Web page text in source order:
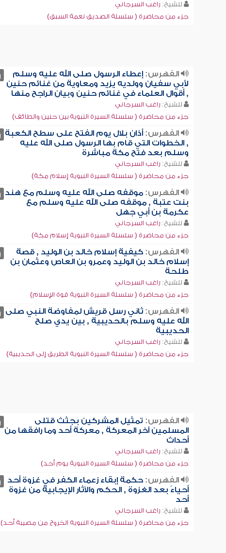
للشيخ: راغب السرجاني
جزء من محاضرة ( سلسلة الصديق نعمة السبق)
الفهرس:إعطاء الرسول صلى الله عليه وسلم
لأبي سفيان وولديه يزيد ومعاوية من غنائم حنين
, أقوال العلماء في غنائم حنين وبيان الراجح منها
للشيخ: راغب السرجاني
جزء من محاضرة ( سلسلة السيرة النبوية بين حنين والطائف)
الفهرس:أذان بلال يوم الفتح على سطح الكعبة
, الخطوات التي قام بها الرسول صلى الله عليه
وسلم بعد فتح مكة مباشرة
للشيخ: راغب السرجاني
جزء من محاضرة ( سلسلة السيرة النبوية إسلام مكة)
الفهرس:موقفه صلى الله عليه وسلم مع هند
بنت عتبة , موقفه صلى الله عليه وسلم مع
عكرمة بن أبي جهل
للشيخ: راغب السرجاني
جزء من محاضرة ( سلسلة السيرة النبوية إسلام مكة)
الفهرس:كيفية إسلام خالد بن الوليد , قصة
إسلام خالد بن الوليد وعمرو بن العاص وعثمان بن
طلحة
للشيخ: راغب السرجاني
جزء من محاضرة ( سلسلة السيرة النبوية قوة الإسلام)
الفهرس:ثاني رسل قريش لمفاوضة النبي صلى
الله عليه وسلم بالحديبية , بين يدي صلح
الحديبية
للشيخ: راغب السرجاني
جزء من محاضرة ( سلسلة السيرة النبوية الطريق إلى الحديبية)
الفهرس: تمثيل المشركين بجثث قتلى
المسلمين آخر المعركة , معركة أحد وما رافقها من
أحداث
للشيخ: راغب السرجاني
جزء من محاضرة ( سلسلة السيرة النبوية يوم أحد)
الفهرس:حكمة إبقاء زعماء الكفر في غزوة أحد
أحياءً بعد الغزوة , الحكم والآثار الإيجابية من غزوة
أحد
للشيخ: راغب السرجاني
جزء من محاضرة ( سلسلة السيرة النبوية الخروج من مصيبة أحد)